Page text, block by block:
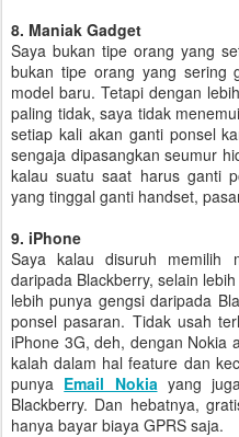
8. Maniak Gadget
Saya bukan tipe orang yang
bukan tipe orang yang sering
model baru. Tetapi dengan
paling tidak, saya tidak
setiap kali akan ganti ponsel
sengaja dipasangkan seumur
kalau suatu saat harus ganti
yang tinggal ganti handset,
9. iPhone
Saya kalau disuruh memilih
daripada Blackberry, selain
lebih punya gengsi daripada
ponsel pasaran. Tidak usah
iPhone 3G, deh, dengan Nokia
kalah dalam hal feature dan
punya Email Nokiayang
Blackberry. Dan hebatnya,
hanya bayar biaya GPRS saja.